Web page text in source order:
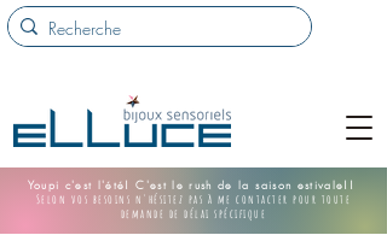
Youpi c'est l'été! C'est le rush de la saison estivale!!
Selon vos besoins n'hésitez pas à me contacter pour toute
demande de délai spécifique